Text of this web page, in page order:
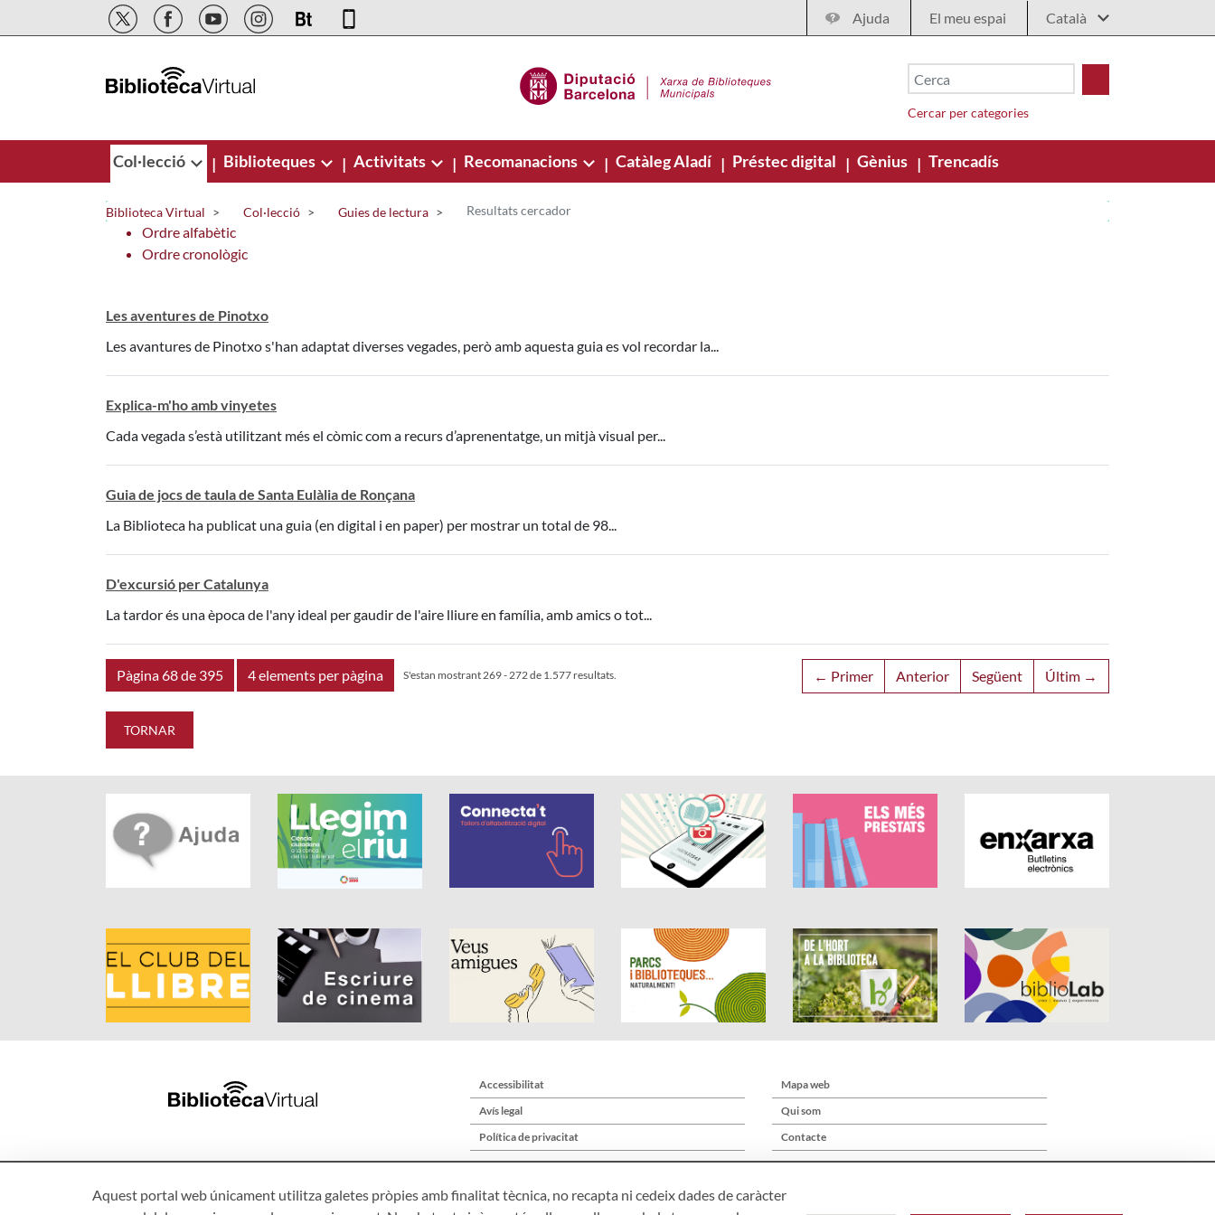
Salta al contingut principal Ajuda El meu espai
Cercar per categories
Col·lecció | Biblioteques | Activitats | Recomanacions | Catàleg Aladí | Préstec digital | Gènius | Trencadís
Biblioteca Virtual Col·lecció Guies de lectura Resultats cercador
Ordre alfabètic
Ordre cronològic
Les aventures de Pinotxo
Les avantures de Pinotxo s'han adaptat diverses vegades, però amb aquesta guia es vol recordar la...
Explica-m'ho amb vinyetes
Cada vegada s’està utilitzant més el còmic com a recurs d’aprenentatge, un mitjà visual per...
Guia de jocs de taula de Santa Eulàlia de Ronçana
La Biblioteca ha publicat una guia (en digital i en paper) per mostrar un total de 98...
D'excursió per Catalunya
La tardor és una època de l'any ideal per gaudir de l'aire lliure en família, amb amics o tot...
Pàgina 68 de 395 4 elements per pàgina S'estan mostrant 269 - 272 de 1.577 resultats. ← Primer Anterior Següent Últim →
TORNAR
Accessibilitat
Avís legal
Política de privacitat
Mapa web
Qui som
Contacte
Aquest portal web únicament utilitza galetes pròpies amb finalitat tècnica, no recapta ni cedeix dades de caràcter